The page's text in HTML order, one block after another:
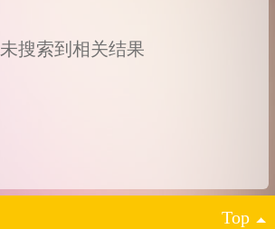
未搜索到相关结果
Top